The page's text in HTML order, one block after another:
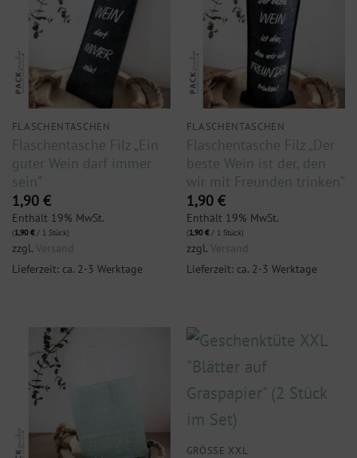
FLASCHENTASCHEN
Flaschentasche Filz „Ein
guter Wein darf immer
sein“
1,90 €
Enthält 19% MwSt.
(1,90€/ 1 Stück)
zzgl. Versand
Lieferzeit: ca. 2-3 Werktage
FLASCHENTASCHEN
Flaschentasche Filz „Der
beste Wein ist der, den
wir mit Freunden trinken“
1,90 €
Enthält 19% MwSt.
(1,90€/ 1 Stück)
zzgl. Versand
Lieferzeit: ca. 2-3 Werktage
GRÖSSE XXL